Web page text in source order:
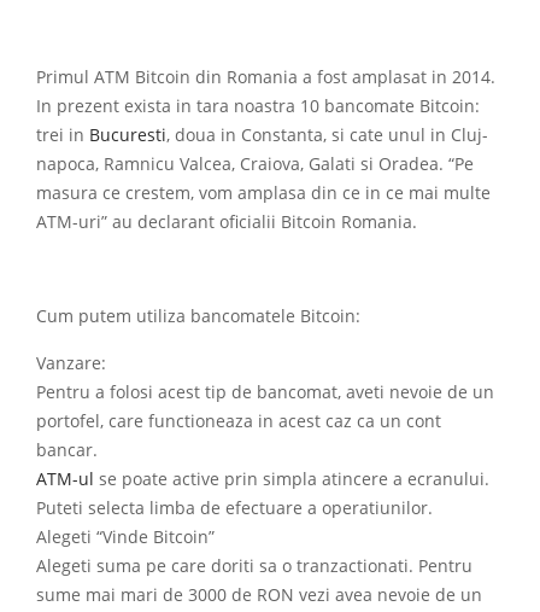
Primul ATM Bitcoin din Romania a fost amplasat in 2014.
In prezent exista in tara noastra 10 bancomate Bitcoin:
trei in Bucuresti, doua in Constanta, si cate unul in Cluj-
napoca, Ramnicu Valcea, Craiova, Galati si Oradea. “Pe
masura ce crestem, vom amplasa din ce in ce mai multe
ATM-uri” au declarant oficialii Bitcoin Romania.
Cum putem utiliza bancomatele Bitcoin:
Vanzare:
Pentru a folosi acest tip de bancomat, aveti nevoie de un
portofel, care functioneaza in acest caz ca un cont
bancar.
ATM-ul se poate active prin simpla atincere a ecranului.
Puteti selecta limba de efectuare a operatiunilor.
Alegeti “Vinde Bitcoin”
Alegeti suma pe care doriti sa o tranzactionati. Pentru
sume mai mari de 3000 de RON vezi avea nevoie de un